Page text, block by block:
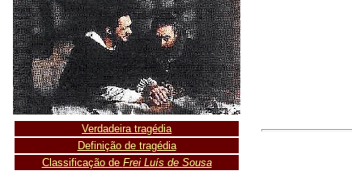
Verdadeira tragédia
Definição de tragédia
Classificação de Frei Luís de Sousa